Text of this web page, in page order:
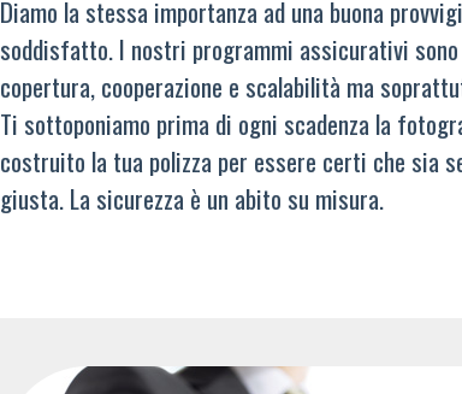
Diamo la stessa importanza ad una buona
soddisfatto. I nostri programmi assicurativi
copertura, cooperazione e scalabilità ma
Ti sottoponiamo prima di ogni scadenza la
costruito la tua polizza per essere certi che sia
giusta. La sicurezza è un abito su misura.